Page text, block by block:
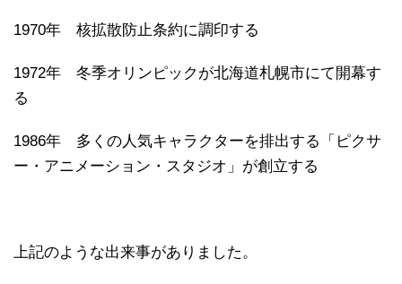
1970年 核拡散防止条約に調印する
1972年 冬季オリンピックが北海道札幌市にて開幕す
る
1986年 多くの人気キャラクターを排出する「ピクサ
ー・アニメーション・スタジオ」が創立する
上記のような出来事がありました。